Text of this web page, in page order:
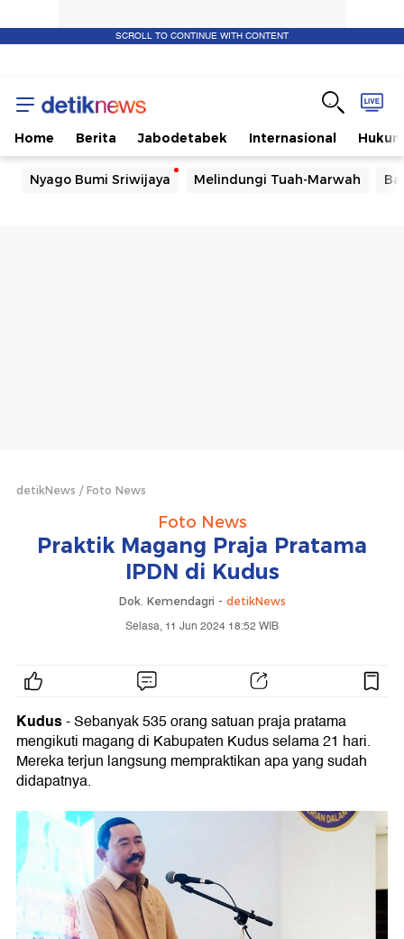
SCROLL TO CONTINUE WITH CONTENT
Home Berita Jabodetabek Internasional Hukum
Nyago Bumi Sriwijaya Melindungi Tuah-Marwah
detikNews Foto News
Foto News
Praktik Magang Praja Pratama
IPDN di Kudus
Dok. Kemendagri - detikNews
Selasa, 11 Jun 2024 18:52 WIB
Kudus- Sebanyak 535 orang satuan praja pratama
mengikuti magang di Kabupaten Kudus selama 21 hari.
Mereka terjun langsung mempraktikan apa yang sudah
didapatnya.